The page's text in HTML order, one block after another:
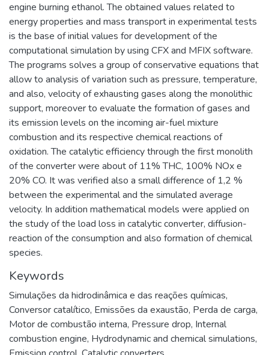
engine burning ethanol. The obtained values related to
energy properties and mass transport in experimental tests
is the base of initial values for development of the
computational simulation by using CFX and MFIX software.
The programs solves a group of conservative equations that
allow to analysis of variation such as pressure, temperature,
and also, velocity of exhausting gases along the monolithic
support, moreover to evaluate the formation of gases and
its emission levels on the incoming air-fuel mixture
combustion and its respective chemical reactions of
oxidation. The catalytic efficiency through the first monolith
of the converter were about of 11% THC, 100% NOx e
20% CO. It was verified also a small difference of 1,2 %
between the experimental and the simulated average
velocity. In addition mathematical models were applied on
the study of the load loss in catalytic converter, diffusion-
reaction of the consumption and also formation of chemical
species.
Keywords
Simulações da hidrodinâmica e das reações químicas,
Conversor catalítico, Emissões da exaustão, Perda de carga,
Motor de combustão interna, Pressure drop, Internal
combustion engine, Hydrodynamic and chemical simulations,